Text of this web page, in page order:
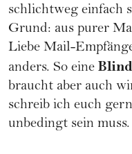
schlichtweg einfach
Grund: aus purer
Liebe Mail-
anders. So eine
braucht aber auch
schreib ich euch
unbedingt sein muss.